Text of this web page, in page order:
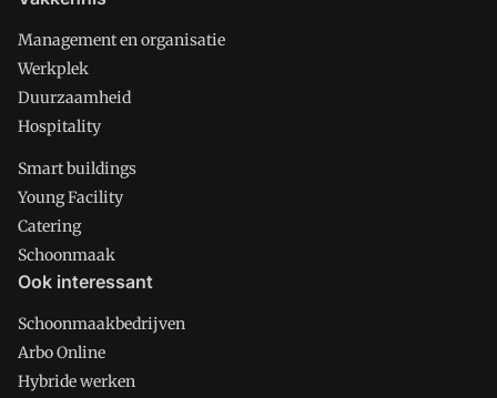
Management en organisatie
Werkplek
Duurzaamheid
Hospitality
Smart buildings
Young Facility
Catering
Schoonmaak
Ook interessant
Schoonmaakbedrijven
Arbo Online
Hybride werken